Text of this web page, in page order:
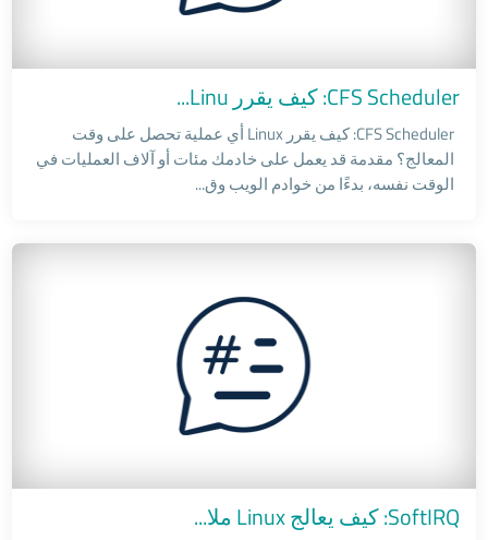
CFS Scheduler: كيف يقرر Linu...
CFS Scheduler: كيف يقرر Linux أي عملية تحصل على وقت
المعالج؟ مقدمة قد يعمل على خادمك مئات أو آلاف العمليات في
الوقت نفسه، بدءًا من خوادم الويب وق...
SoftIRQ: كيف يعالج Linux ملا...